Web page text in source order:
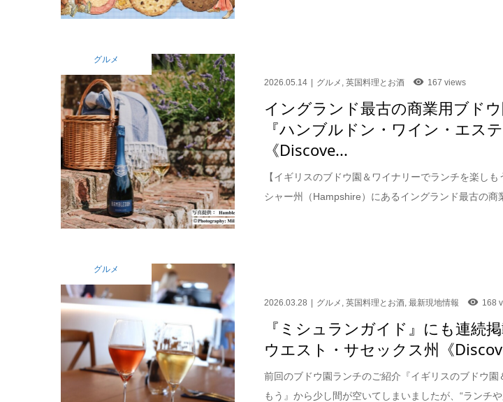
グルメ
2026.05.14 グルメ ,英国料理とお酒 167 views
イングランド最古の商業用ブド
『ハンブルドン・ワイン・エステ
《Discove...
【イギリスのブドウ園＆ワイナリーでランチを楽し
シャー州（Hampshire）にあるイングランド最古の商
グルメ
2026.03.28 グルメ ,英国料理とお酒 ,最新現地情報 168
『ミシュランガイド』にも連続
ウエスト・サセックス州《
前回のブドウ園ランチのご紹介『イギリスのブドウ園
もう』から少し間が空いてしまいましたが、“ランチ